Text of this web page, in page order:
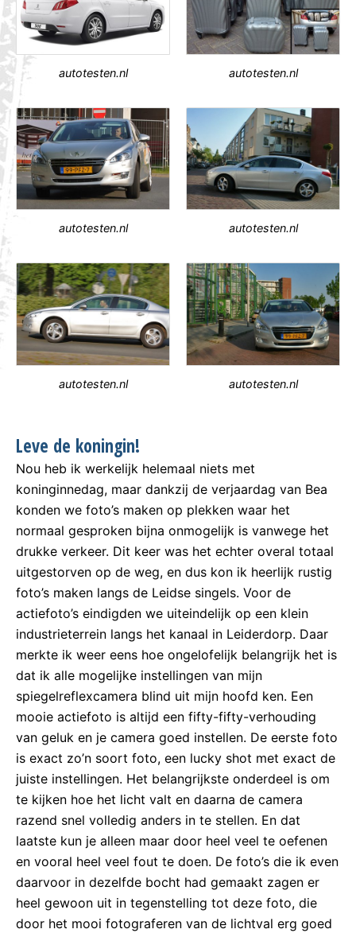
autotesten.nl autotesten.nl
autotesten.nl autotesten.nl
autotesten.nl autotesten.nl
Leve de koningin!
Nou heb ik werkelijk helemaal niets met
koninginnedag, maar dankzij de verjaardag van Bea
konden we foto’s maken op plekken waar het
normaal gesproken bijna onmogelijk is vanwege het
drukke verkeer. Dit keer was het echter overal totaal
uitgestorven op de weg, en dus kon ik heerlijk rustig
foto’s maken langs de Leidse singels. Voor de
actiefoto’s eindigden we uiteindelijk op een klein
industrieterrein langs het kanaal in Leiderdorp. Daar
merkte ik weer eens hoe ongelofelijk belangrijk het is
dat ik alle mogelijke instellingen van mijn
spiegelreflexcamera blind uit mijn hoofd ken. Een
mooie actiefoto is altijd een fifty-fifty-verhouding
van geluk en je camera goed instellen. De eerste foto
is exact zo’n soort foto, een lucky shot met exact de
juiste instellingen. Het belangrijkste onderdeel is om
te kijken hoe het licht valt en daarna de camera
razend snel volledig anders in te stellen. En dat
laatste kun je alleen maar door heel veel te oefenen
en vooral heel veel fout te doen. De foto’s die ik even
daarvoor in dezelfde bocht had gemaakt zagen er
heel gewoon uit in tegenstelling tot deze foto, die
door het mooi fotograferen van de lichtval erg goed